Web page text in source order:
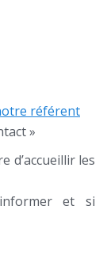
référent
»
d’accueillir les
et si